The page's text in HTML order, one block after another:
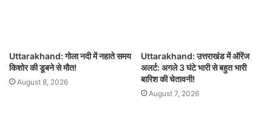
Uttarakhand: गोला नदी में नहाते समय
किशोर की डूबने से मौत!
August 8, 2026
Uttarakhand: उत्तराखंड में ऑरेंज
अलर्ट: अगले 3 घंटे भारी से बहुत भारी
बारिश की चेतावनी!
August 7, 2026